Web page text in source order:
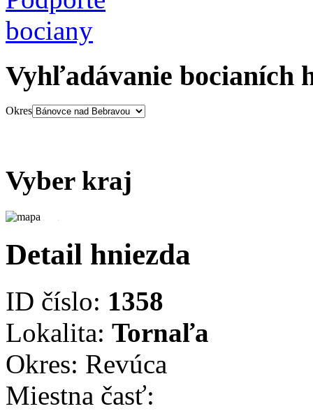
Vyhľadávanie bocianích
Okres
Vyber kraj
Detail hniezda
ID číslo: 1358
Lokalita: Tornaľa
Okres: Revúca
Miestna časť: